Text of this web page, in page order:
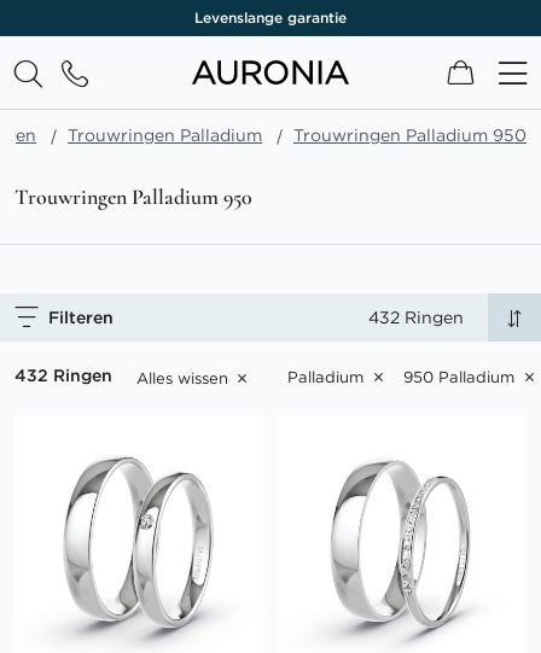
Levenslange garantie
Trouwringen Palladium Trouwringen Palladium 950
Trouwringen Palladium 950
Filteren 432 Ringen
432 Ringen Alles wissen Palladium 950 Palladium